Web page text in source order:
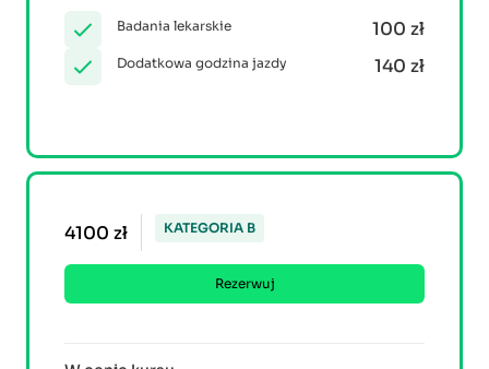
Badania lekarskie 100 zł
Dodatkowa godzina jazdy 140 zł
4100 zł KATEGORIA B
Rezerwuj